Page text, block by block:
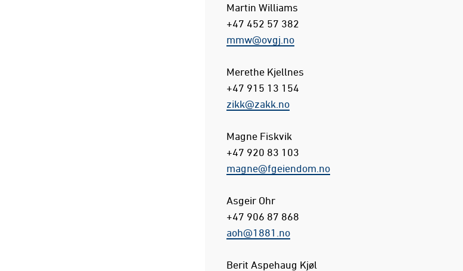
Martin Williams
+47 452 57 382
mmw@ovgj.no
Merethe Kjellnes
+47 915 13 154
zikk@zakk.no
Magne Fiskvik
+47 920 83 103
magne@fgeiendom.no
Asgeir Ohr
+47 906 87 868
aoh@1881.no
Berit Aspehaug Kjøl